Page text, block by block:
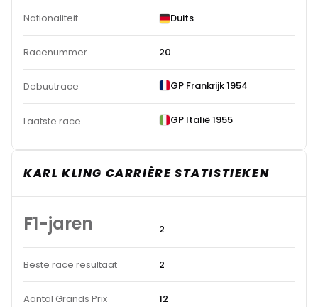
Nationaliteit Duits
Racenummer 20
Debuutrace GP Frankrijk 1954
Laatste race GP Italië 1955
KARL KLING CARRIÈRE STATISTIEKEN
F1-jaren 2
Beste race resultaat 2
Aantal Grands Prix 12